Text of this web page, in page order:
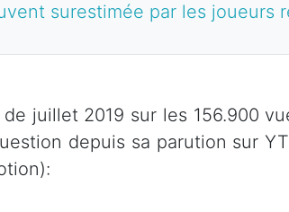
surestimée par les joueurs
juillet 2019 sur les 156.900
depuis sa parution sur